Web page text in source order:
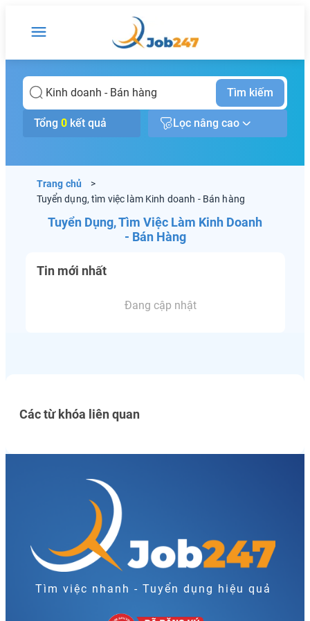
Tìm kiếm
Tổng 0 kết quả Lọc nâng cao
Trang chủ
>
Tuyển dụng, tìm việc làm Kinh doanh - Bán hàng
Tuyển Dụng, Tìm Việc Làm Kinh Doanh
- Bán Hàng
Tin mới nhất
Đang cập nhật
Các từ khóa liên quan
Tìm việc nhanh - Tuyển dụng hiệu quả